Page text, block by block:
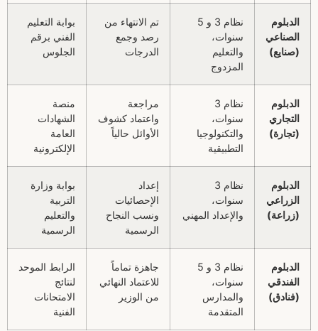
الدبلوم
الصناعي
(صنايع)
نظام 3 و 5
سنوات،
والتعليم
المزدوج
تم الانتهاء من
رصد وجمع
الدرجات
بوابة التعليم
الفني برقم
الجلوس
الدبلوم
التجاري
(تجارة)
نظام 3
سنوات،
والتكنولوجيا
التطبيقية
مراجعة
واعتماد كشوف
الأوائل حالياً
منصة
الشهادات
العامة
الإلكترونية
الدبلوم
الزراعي
(زراعة)
نظام 3
سنوات،
والإعداد المهني
إعداد
الإحصائيات
ونسب النجاح
الرسمية
بوابة وزارة
التربية
والتعليم
الرسمية
الدبلوم
الفندقي
(فنادق)
نظام 3 و 5
سنوات،
والمدارس
المتقدمة
جاهزة تماماً
للاعتماد النهائي
من الوزير
الرابط الموحد
لنتائج
الامتحانات
الفنية